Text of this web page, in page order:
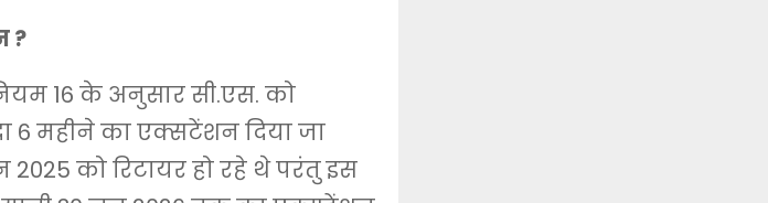
?
16 के अनुसार सी.एस. को
6 महीने का एक्सटेंशन दिया जा
को रिटायर हो रहे थे परंतु इस